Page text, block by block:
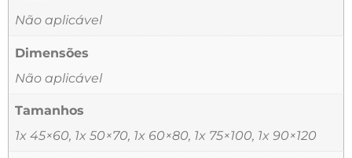
Não aplicável
Dimensões
Não aplicável
Tamanhos
1x 45×60, 1x 50×70, 1x 60×80, 1x 75×100, 1x 90×120